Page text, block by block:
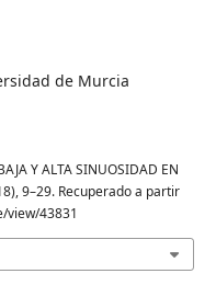
de Murcia
Y ALTA SINUOSIDAD EN
9–29. Recuperado a partir
view/43831